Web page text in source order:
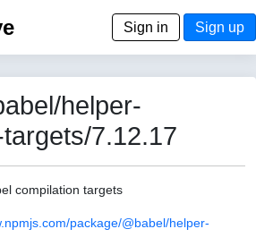
Sign in Sign up
helper-
7.12.17
compilation targets
package/@babel/helper-